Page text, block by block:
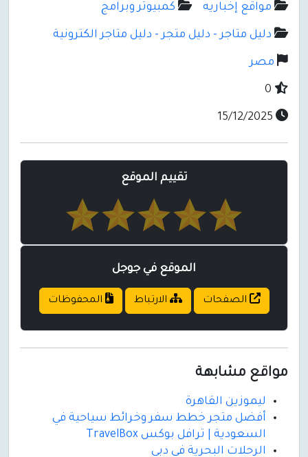
مواقع إخباريه كمبيوتر وبرامج
دليل متاجر - دليل متجر - دليل متاجر الكترونية
مصر
تقييم الموقع
الموقع في جوجل
الصفحات الارتباط المحفوظات
مواقع مشابهة
ليموزين القاهرة
أفضل متجر خطط سفر وخرائط سياحية في
السعودية | ترافل بوكس TravelBox
الرحلات البحرية في دبي